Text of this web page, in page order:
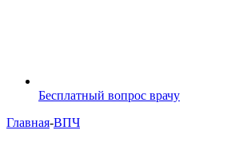
Бесплатный вопрос врачу
Главная-ВПЧ